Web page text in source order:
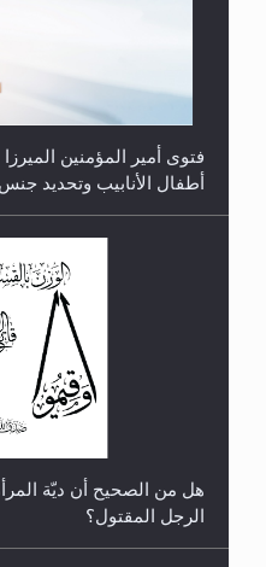
رأيٌ في لغة المسيح الموعود
فتوى أمير المؤمنين
أطفال الأنابيب وتحديد
هل من الصحيح أن ديّة
الرجل المقتول؟